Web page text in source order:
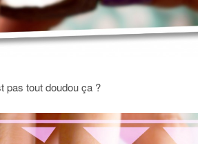
pas tout doudou ça ?